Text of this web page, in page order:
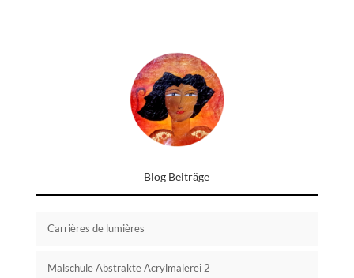
Blog Beiträge
Carrières de lumières
Malschule Abstrakte Acrylmalerei 2